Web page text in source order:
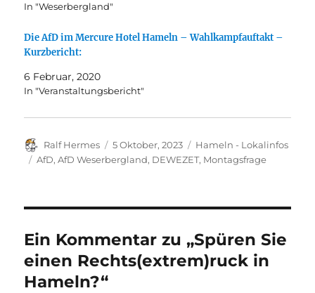
In "Weserbergland"
Die AfD im Mercure Hotel Hameln – Wahlkampfauftakt –
Kurzbericht:
6 Februar, 2020
In "Veranstaltungsbericht"
Autor
Ralf Hermes
Veröffentlicht
am
5 Oktober, 2023 Kategorien
Hameln - Lokalinfos
Schlagwörter
AfD,AfD Weserbergland, DEWEZET, Montagsfrage
Ein Kommentar zu „Spüren Sie
einen Rechts(extrem)ruck in
Hameln?“